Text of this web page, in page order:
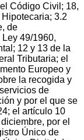
Código Civil; 18,
3.2
de
49/1960,
12 y 13 de la
Tributaria; el
Europeo y
la recogida y
de
y por el que se
el artículo 10
por el
Único de